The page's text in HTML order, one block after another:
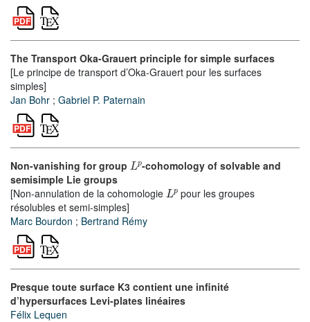
The Transport Oka-Grauert principle for simple surfaces
[Le principe de transport d’Oka-Grauert pour les surfaces
simples]
Jan Bohr ; Gabriel P. Paternain
Non-vanishing for group Lp-cohomology of solvable and
semisimple Lie groups
[Non-annulation de la cohomologie Lp pour les groupes
résolubles et semi-simples]
Marc Bourdon ; Bertrand Rémy
Presque toute surface K3 contient une infinité
d’hypersurfaces Levi-plates linéaires
Félix Lequen